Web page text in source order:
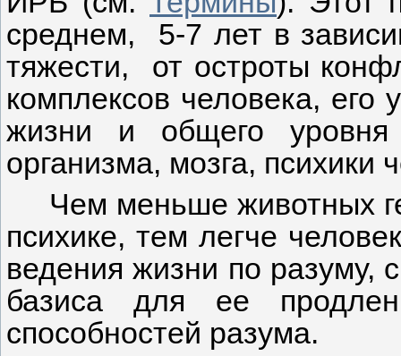
среднем, 5-7 лет в
тяжести, от остроты
комплексов человека, его
жизни и общего уровня
организма, мозга, психики
Чем меньше животных
психике, тем легче
ведения жизни по разуму,
базиса для ее
способностей разума.